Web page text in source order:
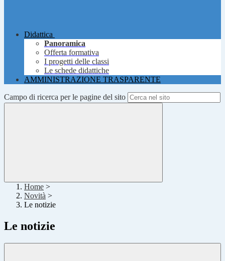
Didattica
Panoramica
Offerta formativa
I progetti delle classi
Le schede didattiche
AMMINISTRAZIONE TRASPARENTE
Campo di ricerca per le pagine del sito
Home >
Novità >
Le notizie
Le notizie